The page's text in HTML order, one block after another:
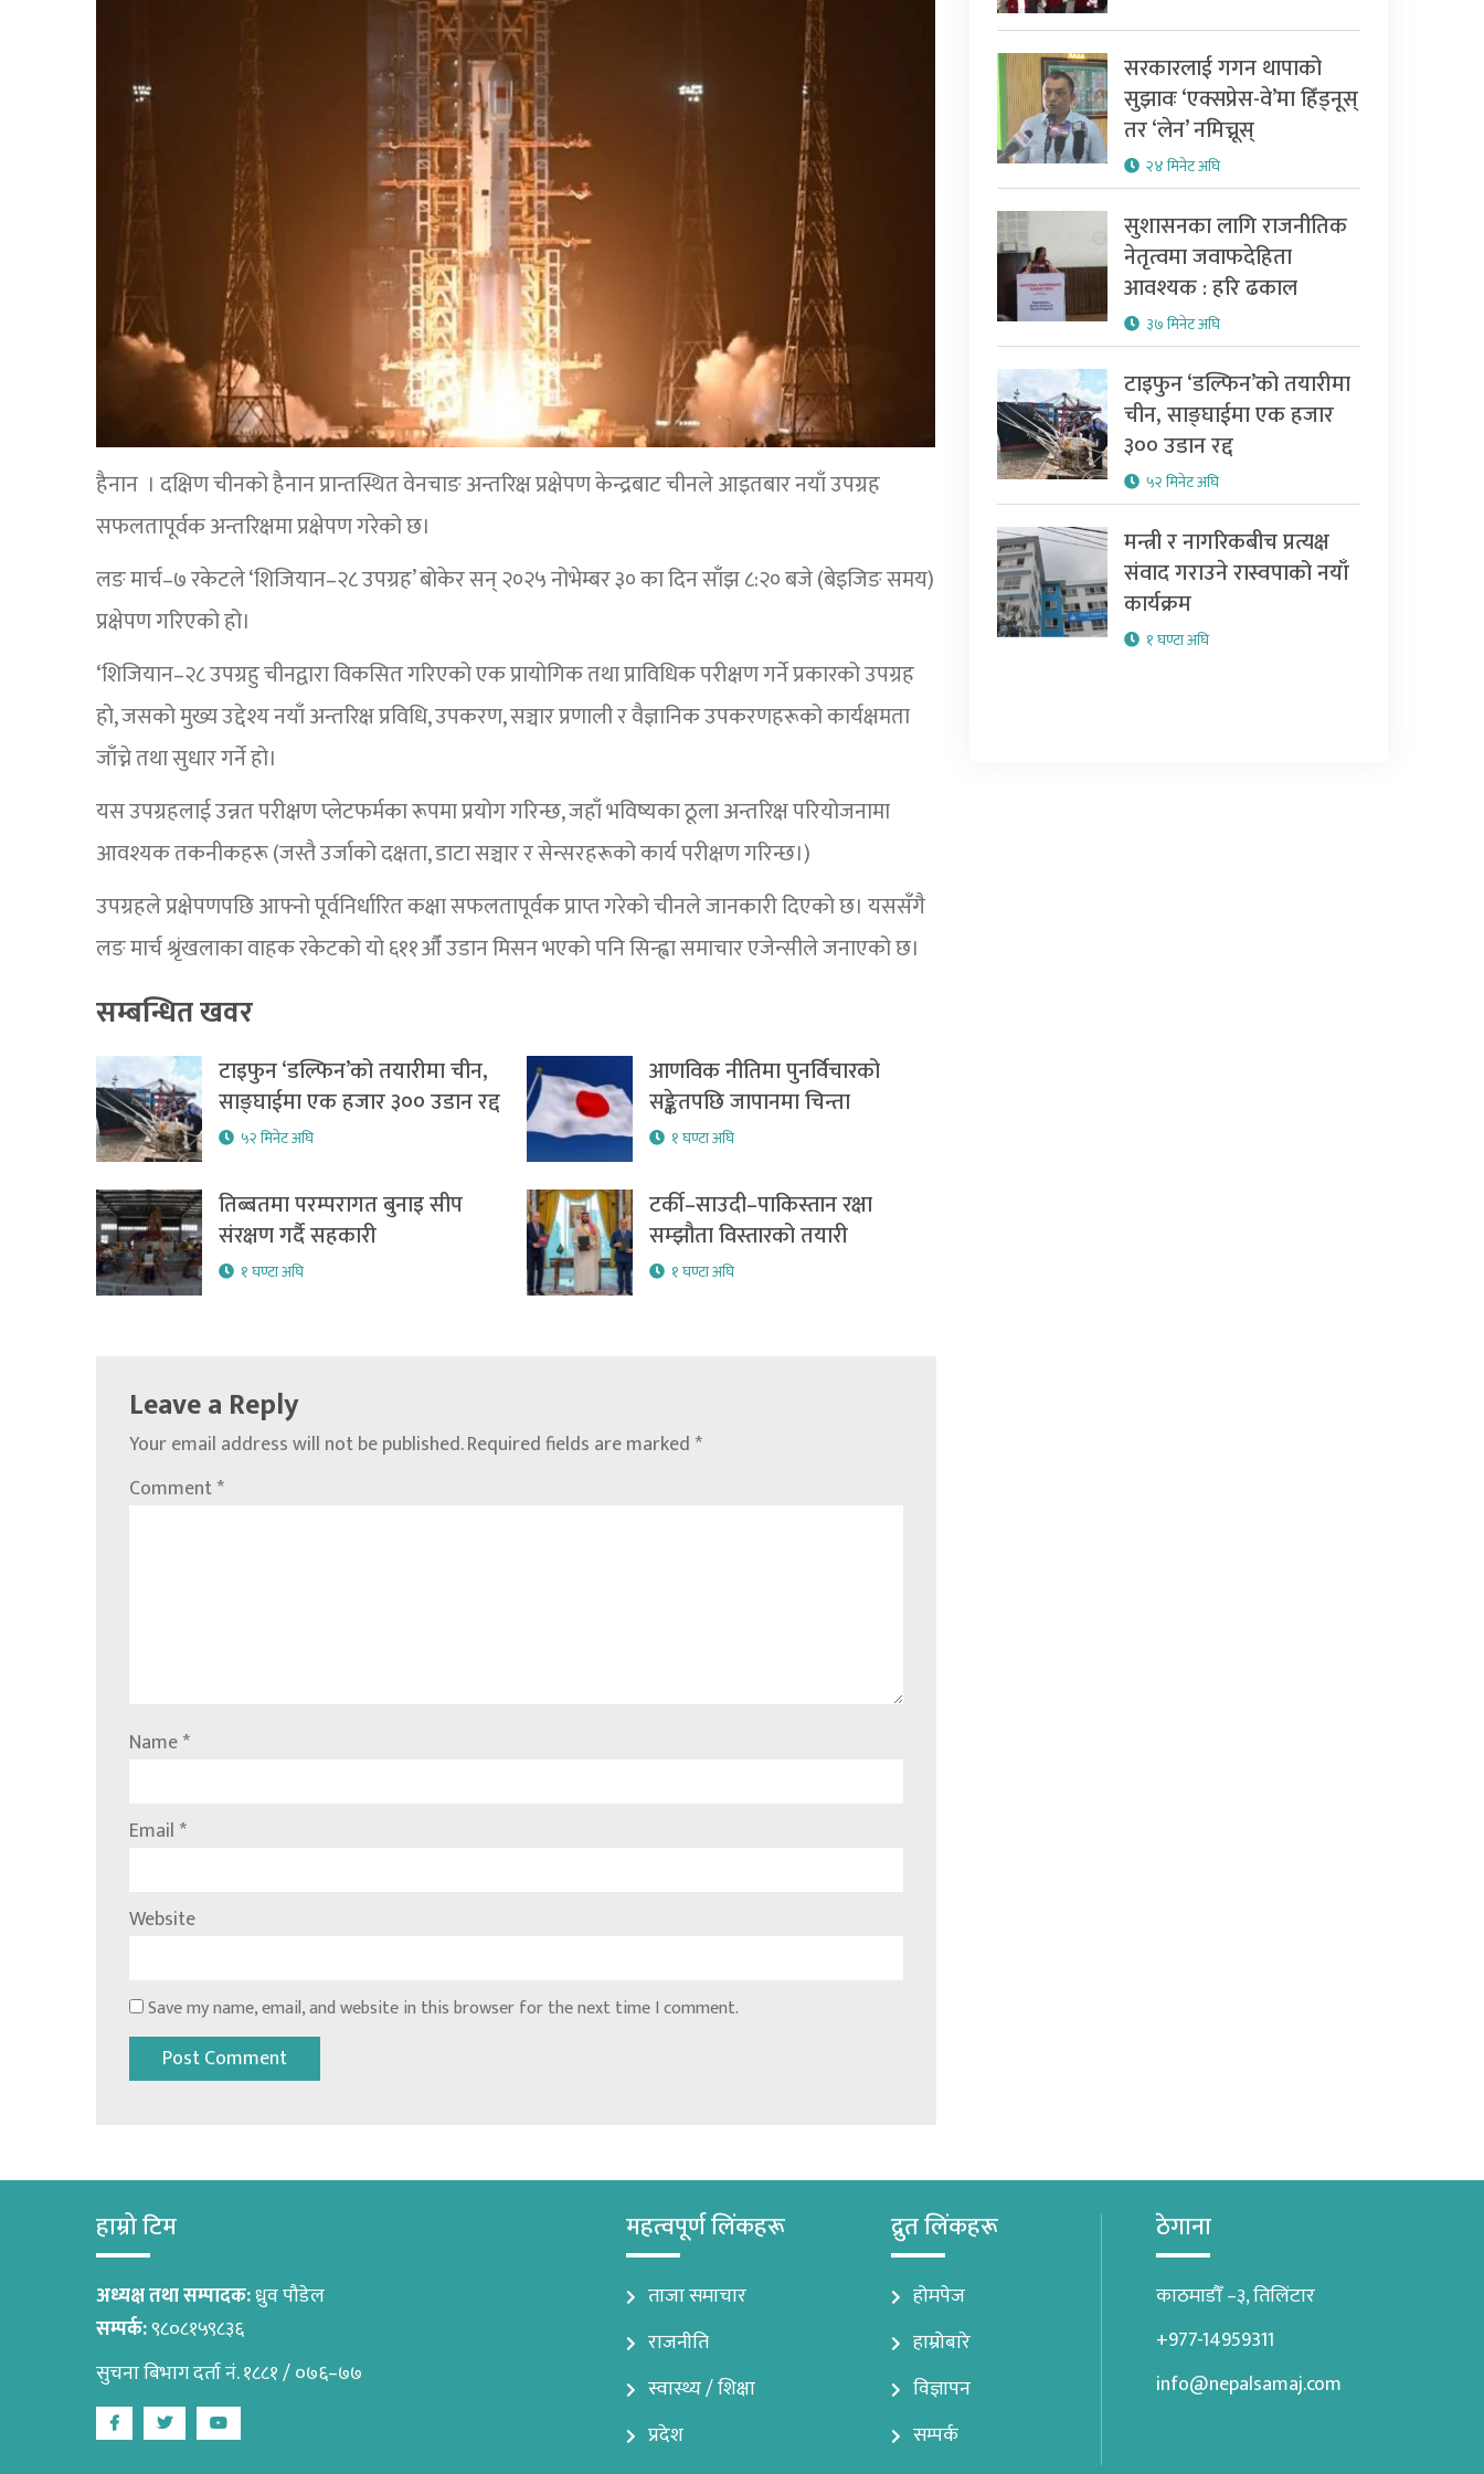
हैनान । दक्षिण चीनको हैनान प्रान्तस्थित वेनचाङ अन्तरिक्ष प्रक्षेपण केन्द्रबाट चीनले आइतबार नयाँ उपग्रह
सफलतापूर्वक अन्तरिक्षमा प्रक्षेपण गरेको छ।
लङ मार्च–७ रकेटले ‘शिजियान–२८ उपग्रह’ बोकेर सन् २०२५ नोभेम्बर ३० का दिन साँझ ८:२० बजे (बेइजिङ समय)
प्रक्षेपण गरिएको हो।
‘शिजियान–२८ उपग्रहु चीनद्वारा विकसित गरिएको एक प्रायोगिक तथा प्राविधिक परीक्षण गर्ने प्रकारको उपग्रह
हो, जसको मुख्य उद्देश्य नयाँ अन्तरिक्ष प्रविधि, उपकरण, सञ्चार प्रणाली र वैज्ञानिक उपकरणहरूको कार्यक्षमता
जाँच्ने तथा सुधार गर्ने हो।
यस उपग्रहलाई उन्नत परीक्षण प्लेटफर्मका रूपमा प्रयोग गरिन्छ, जहाँ भविष्यका ठूला अन्तरिक्ष परियोजनामा
आवश्यक तकनीकहरू (जस्तै उर्जाको दक्षता, डाटा सञ्चार र सेन्सरहरूको कार्य परीक्षण गरिन्छ।)
उपग्रहले प्रक्षेपणपछि आफ्नो पूर्वनिर्धारित कक्षा सफलतापूर्वक प्राप्त गरेको चीनले जानकारी दिएको छ। यससँगै
लङ मार्च श्रृंखलाका वाहक रकेटको यो ६११औँ उडान मिसन भएको पनि सिन्ह्वा समाचार एजेन्सीले जनाएको छ।
सम्बन्धित खवर
टाइफुन ‘डल्फिन’को तयारीमा चीन,
साङ्घाईमा एक हजार ३०० उडान रद्द
५२ मिनेट अघि
आणविक नीतिमा पुनर्विचारको
सङ्केतपछि जापानमा चिन्ता
१ घण्टा अघि
तिब्बतमा परम्परागत बुनाइ सीप
संरक्षण गर्दै सहकारी
१ घण्टा अघि
टर्की–साउदी–पाकिस्तान रक्षा
सम्झौता विस्तारको तयारी
१ घण्टा अघि
Leave a Reply
Your email address will not be published.Required fields are marked*
Comment*
Name*
Email*
Website
Save my name, email, and website in this browser for the next time I comment.
सरकारलाई गगन थापाको
सुझावः ‘एक्सप्रेस-वे’मा हिँड्नूस्
तर ‘लेन’ नमिच्नूस्
२४ मिनेट अघि
सुशासनका लागि राजनीतिक
नेतृत्वमा जवाफदेहिता
आवश्यक : हरि ढकाल
३७ मिनेट अघि
टाइफुन ‘डल्फिन’को तयारीमा
चीन, साङ्घाईमा एक हजार
३०० उडान रद्द
५२ मिनेट अघि
मन्त्री र नागरिकबीच प्रत्यक्ष
संवाद गराउने रास्वपाको नयाँ
कार्यक्रम
१ घण्टा अघि
हाम्रो टिम
अध्यक्ष तथा सम्पादक:ध्रुव पौडेल
सम्पर्क:९८०८१५९८३६
सुचना बिभाग दर्ता नं. १८८१ / ०७६–७७
FacebookTwitterYoutube
महत्वपूर्ण लिंकहरू
ताजा समाचार
राजनीति
स्वास्थ्य / शिक्षा
प्रदेश
द्रुत लिंकहरू
होमपेज
हाम्रोबारे
विज्ञापन
सम्पर्क
ठेगाना
काठमाडौँ –३, तिलिंटार
+977-14959311
info@nepalsamaj.com